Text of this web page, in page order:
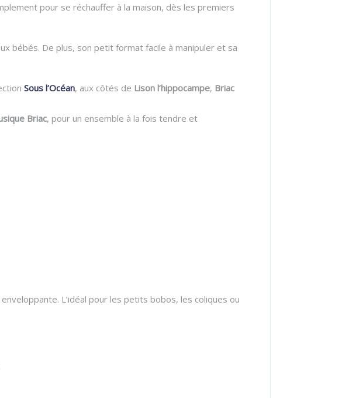
pour se réchauffer à la maison, dès les premiers
bébés. De plus, son petit format facile à manipuler et sa
Sous l’Océan, aux côtés de Lison l’hippocampe, Briac
Briac, pour un ensemble à la fois tendre et
L’idéal pour les petits bobos, les coliques ou